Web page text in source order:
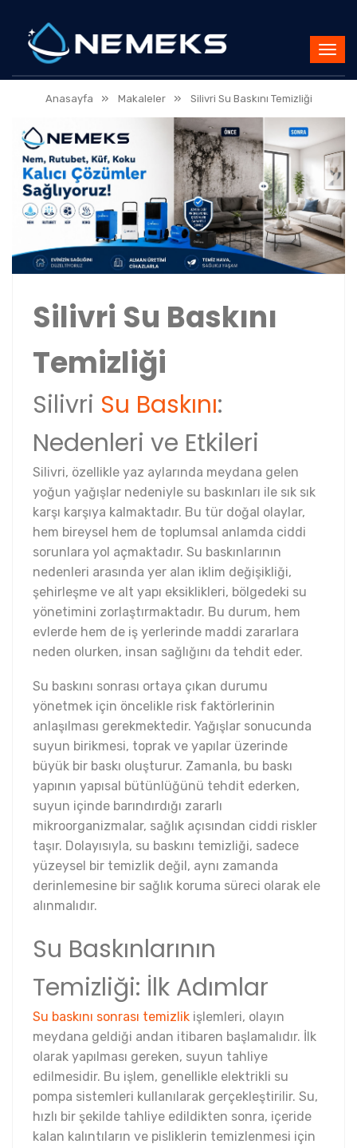
Anasayfa » Makaleler » Silivri Su Baskını Temizliği
Silivri Su Baskını
Temizliği
Silivri Su Baskını:
Nedenleri ve Etkileri
Silivri, özellikle yaz aylarında meydana gelen
yoğun yağışlar nedeniyle su baskınları ile sık sık
karşı karşıya kalmaktadır. Bu tür doğal olaylar,
hem bireysel hem de toplumsal anlamda ciddi
sorunlara yol açmaktadır. Su baskınlarının
nedenleri arasında yer alan iklim değişikliği,
şehirleşme ve alt yapı eksiklikleri, bölgedeki su
yönetimini zorlaştırmaktadır. Bu durum, hem
evlerde hem de iş yerlerinde maddi zararlara
neden olurken, insan sağlığını da tehdit eder.
Su baskını sonrası ortaya çıkan durumu
yönetmek için öncelikle risk faktörlerinin
anlaşılması gerekmektedir. Yağışlar sonucunda
suyun birikmesi, toprak ve yapılar üzerinde
büyük bir baskı oluşturur. Zamanla, bu baskı
yapının yapısal bütünlüğünü tehdit ederken,
suyun içinde barındırdığı zararlı
mikroorganizmalar, sağlık açısından ciddi riskler
taşır. Dolayısıyla, su baskını temizliği, sadece
yüzeysel bir temizlik değil, aynı zamanda
derinlemesine bir sağlık koruma süreci olarak ele
alınmalıdır.
Su Baskınlarının
Temizliği: İlk Adımlar
Su baskını sonrası temizlik işlemleri, olayın
meydana geldiği andan itibaren başlamalıdır. İlk
olarak yapılması gereken, suyun tahliye
edilmesidir. Bu işlem, genellikle elektrikli su
pompa sistemleri kullanılarak gerçekleştirilir. Su,
hızlı bir şekilde tahliye edildikten sonra, içeride
kalan kalıntıların ve pisliklerin temizlenmesi için